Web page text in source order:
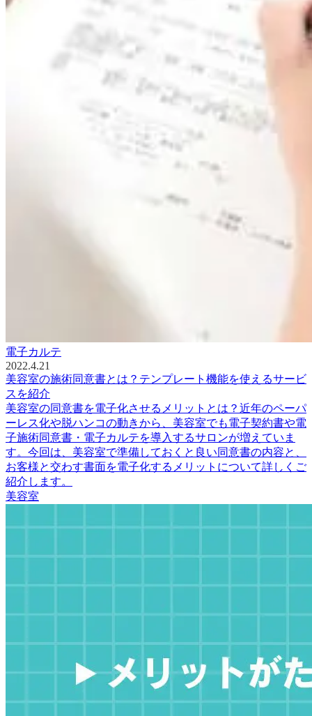
電子カルテ
2022.4.21
美容室の施術同意書とは？テンプレート機能を使えるサービ
スを紹介
美容室の同意書を電子化させるメリットとは？近年のペーパ
ーレス化や脱ハンコの動きから、美容室でも電子契約書や電
子施術同意書・電子カルテを導入するサロンが増えていま
す。今回は、美容室で準備しておくと良い同意書の内容と、
お客様と交わす書面を電子化するメリットについて詳しくご
紹介します。
美容室